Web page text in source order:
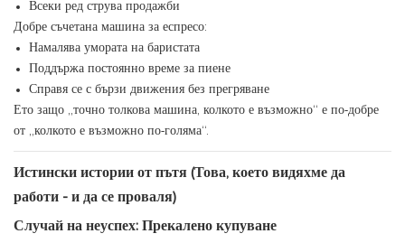
Всеки ред струва продажби
Добре съчетана машина за еспресо:
Намалява умората на баристата
Поддържа постоянно време за пиене
Справя се с бързи движения без прегряване
Ето защо „точно толкова машина, колкото е възможно“ е по-добре
от „колкото е възможно по-голяма“.
Истински истории от пътя (Това, което видяхме да
работи - и да се проваля)
Случай на неуспех: Прекалено купуване